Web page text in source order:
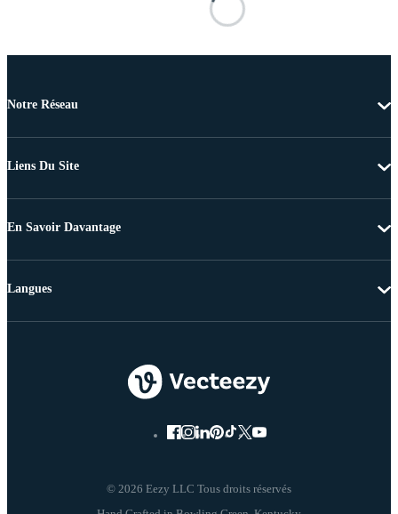
Notre Réseau
Liens Du Site
En Savoir Davantage
© 2026 Eezy LLC Tous droits réservés
Langues